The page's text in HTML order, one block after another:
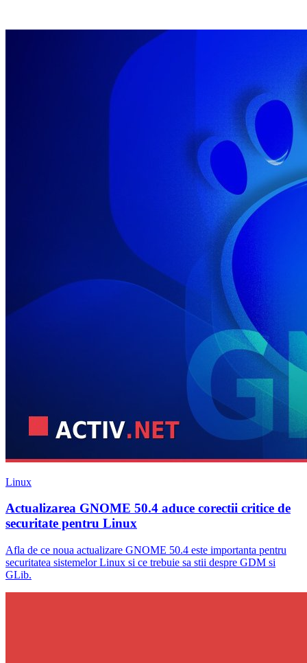
Linux
Actualizarea GNOME 50.4 aduce corectii critice de
securitate pentru Linux
Afla de ce noua actualizare GNOME 50.4 este importanta pentru
securitatea sistemelor Linux si ce trebuie sa stii despre GDM si
GLib.